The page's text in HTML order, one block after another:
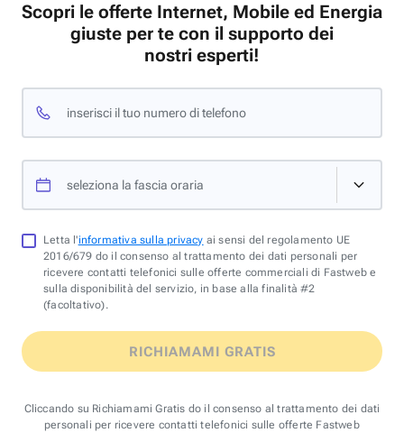
Scopri le offerte Internet, Mobile ed Energia
giuste per te con il supporto dei
nostri esperti!
inserisci il tuo numero di telefono
seleziona la fascia oraria
Letta l'informativa sulla privacy ai sensi del regolamento UE
2016/679 do il consenso al trattamento dei dati personali per
ricevere contatti telefonici sulle offerte commerciali di Fastweb e
sulla disponibilità del servizio, in base alla finalità #2
(facoltativo).
RICHIAMAMI GRATIS
Cliccando su Richiamami Gratis do il consenso al trattamento dei dati
personali per ricevere contatti telefonici sulle offerte Fastweb